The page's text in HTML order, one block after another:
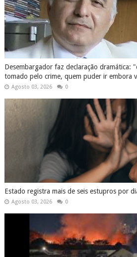
Desembargador faz declaração dramática:
tomado pelo crime, quem puder ir embora
Agosto 03, 2026 0
Estado registra mais de seis estupros por
Agosto 03, 2026 0